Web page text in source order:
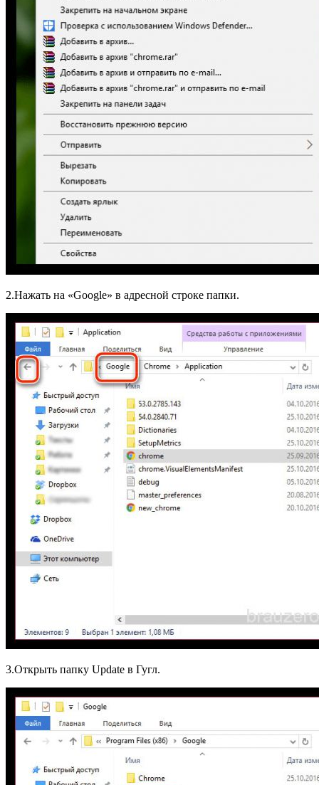
2.Нажать на «Google» в адресной строке папки.
3.Открыть папку Update в Гугл.